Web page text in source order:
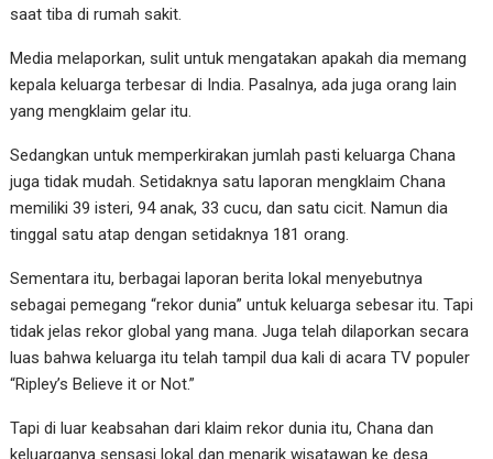
saat tiba di rumah sakit.
Media melaporkan, sulit untuk mengatakan apakah dia memang
kepala keluarga terbesar di India. Pasalnya, ada juga orang lain
yang mengklaim gelar itu.
Sedangkan untuk memperkirakan jumlah pasti keluarga Chana
juga tidak mudah. Setidaknya satu laporan mengklaim Chana
memiliki 39 isteri, 94 anak, 33 cucu, dan satu cicit. Namun dia
tinggal satu atap dengan setidaknya 181 orang.
Sementara itu, berbagai laporan berita lokal menyebutnya
sebagai pemegang “rekor dunia” untuk keluarga sebesar itu. Tapi
tidak jelas rekor global yang mana. Juga telah dilaporkan secara
luas bahwa keluarga itu telah tampil dua kali di acara TV populer
“Ripley’s Believe it or Not.”
Tapi di luar keabsahan dari klaim rekor dunia itu, Chana dan
keluarganya sensasi lokal dan menarik wisatawan ke desa